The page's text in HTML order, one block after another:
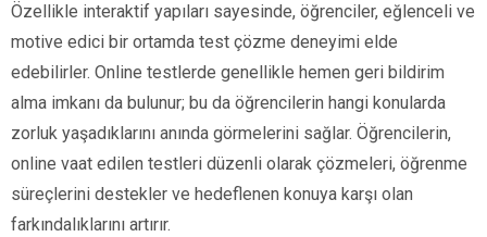
Özellikle interaktif yapıları sayesinde, öğrenciler, eğlenceli ve
motive edici bir ortamda test çözme deneyimi elde
edebilirler. Online testlerde genellikle hemen geri bildirim
alma imkanı da bulunur; bu da öğrencilerin hangi konularda
zorluk yaşadıklarını anında görmelerini sağlar. Öğrencilerin,
online vaat edilen testleri düzenli olarak çözmeleri, öğrenme
süreçlerini destekler ve hedeflenen konuya karşı olan
farkındalıklarını artırır.